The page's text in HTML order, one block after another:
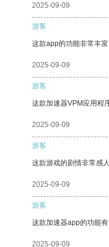
2025-09-09
游客
这款app的功能非常丰
2025-09-09
游客
这款加速器VPM应用程
2025-09-09
游客
这款游戏的剧情非常感
2025-09-09
游客
这款加速器app的功能
2025-09-09